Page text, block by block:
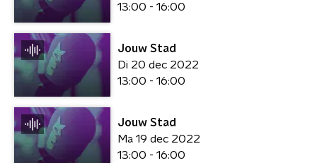
13:00 - 16:00
Jouw Stad
Di 20 dec 2022
13:00 - 16:00
Jouw Stad
Ma 19 dec 2022
13:00 - 16:00